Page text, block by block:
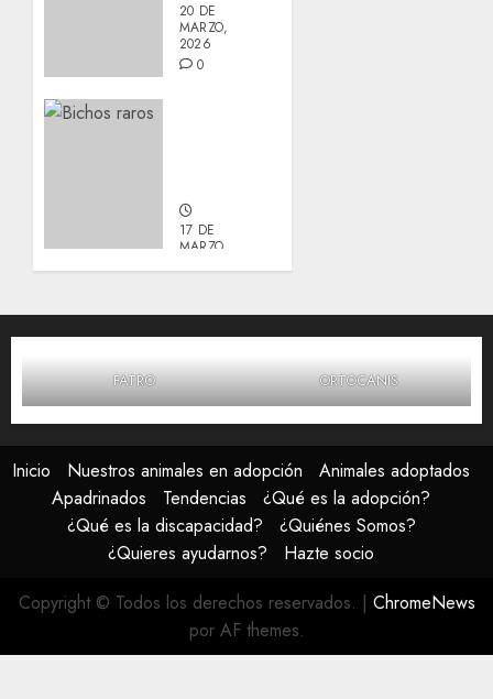
20 DE
MARZO,
2026
0
17 DE
MARZO,
FATRO ORTOCANIS
Inicio Nuestros animales en adopción
Animales adoptados
Apadrinados
Tendencias
¿Qué es la adopción?
¿Qué es la discapacidad?
¿Quiénes Somos?
¿Quieres ayudarnos?
Hazte socio
Copyright © Todos los derechos reservados. | ChromeNews
por AF themes.